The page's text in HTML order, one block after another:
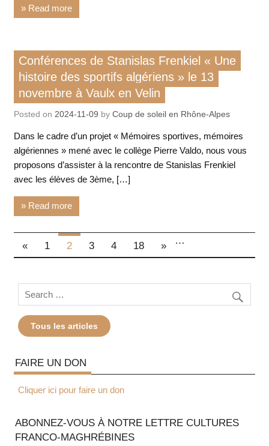
» Read more
Rencontre / conférence
Conférences de Stanislas Frenkiel « Une
histoire des sportifs algériens » le 13
novembre à Vaulx en Velin
Posted on 2024-11-09 by Coup de soleil en Rhône-Alpes
Dans le cadre d’un projet « Mémoires sportives, mémoires
algériennes » mené avec le collège Pierre Valdo, nous vous
proposons d’assister à la rencontre de Stanislas Frenkiel
avec les élèves de 3ème, […]
» Read more
« 1 2 3 4 …
18 »
Tous les articles
FAIRE UN DON
Cliquer ici pour faire un don
ABONNEZ-VOUS À NOTRE LETTRE CULTURES
FRANCO-MAGHRÉBINES